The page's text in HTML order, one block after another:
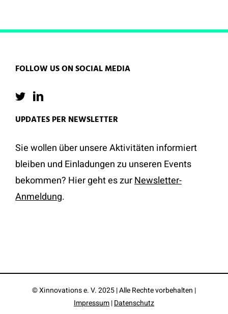
FOLLOW US ON SOCIAL MEDIA
UPDATES PER NEWSLETTER
Sie wollen über unsere Aktivitäten informiert
bleiben und Einladungen zu unseren Events
bekommen? Hier geht es zurNewsletter-
Anmeldung.
© Xinnovations e. V. 2025 | Alle Rechte vorbehalten |
Impressum|Datenschutz